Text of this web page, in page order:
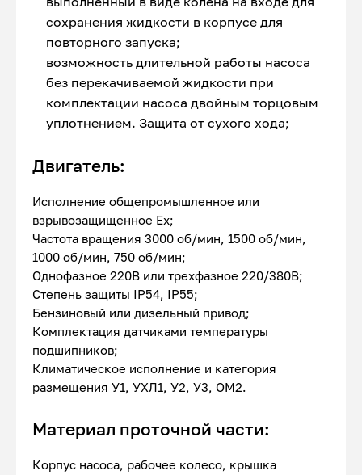
сохранения жидкости в корпусе для
повторного запуска;
возможность длительной работы насоса
без перекачиваемой жидкости при
комплектации насоса двойным торцовым
уплотнением. Защита от сухого хода;
Двигатель:
Исполнение общепромышленное или
взрывозащищенное Ex;
Частота вращения 3000 об/мин, 1500 об/мин,
1000 об/мин, 750 об/мин;
Однофазное 220В или трехфазное 220/380В;
Степень защиты IP54, IP55;
Бензиновый или дизельный привод;
Комплектация датчиками температуры
подшипников;
Климатическое исполнение и категория
размещения У1, УХЛ1, У2, У3, ОМ2.
Материал проточной части:
Корпус насоса, рабочее колесо, крышка